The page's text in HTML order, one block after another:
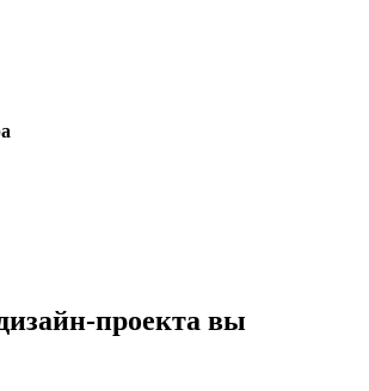
проекта вы